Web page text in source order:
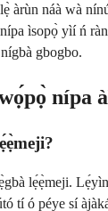
àrùn náà wà
ìsopọ̀ yìí ń
gbogbo.
nípa
lẹ́ẹ̀meji.
tí ó péye sí